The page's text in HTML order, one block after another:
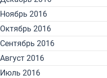
Ноябрь 2016
Октябрь 2016
Сентябрь 2016
Август 2016
Июль 2016